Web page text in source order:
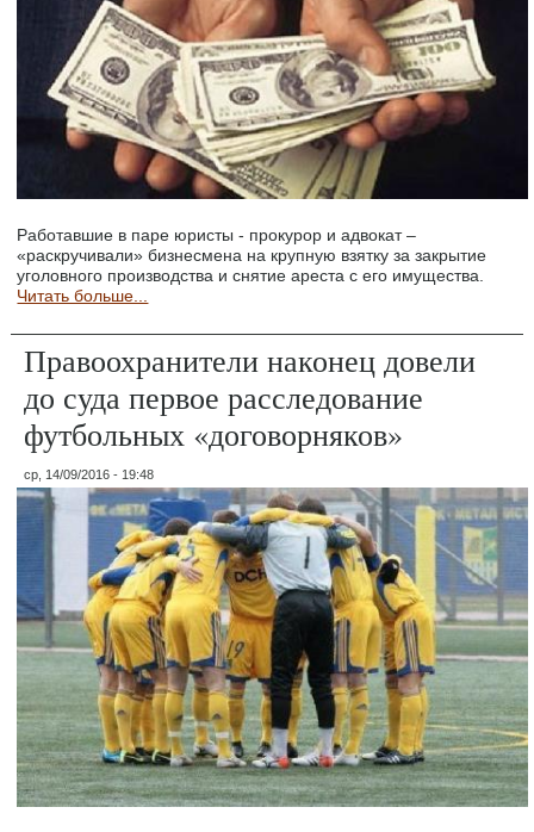
Работавшие в паре юристы - прокурор и адвокат –
«раскручивали» бизнесмена на крупную взятку за закрытие
уголовного производства и снятие ареста с его имущества.
Читать больше...
Правоохранители наконец довели
до суда первое расследование
футбольных «договорняков»
ср, 14/09/2016 - 19:48